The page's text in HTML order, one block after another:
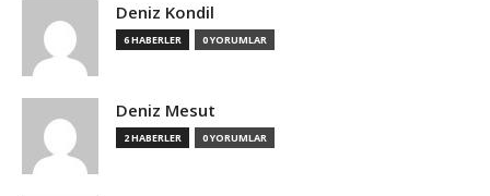
Deniz Kondil
6 HABERLER 0 YORUMLAR
Deniz Mesut
2 HABERLER 0 YORUMLAR